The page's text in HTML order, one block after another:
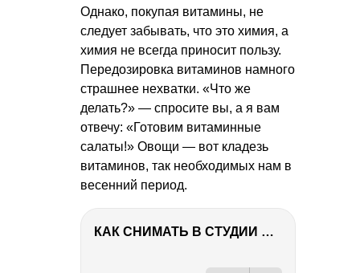
Однако, покупая витамины, не
следует забывать, что это химия, а
химия не всегда приносит пользу.
Передозировка витаминов намного
страшнее нехватки. «Что же
делать?» — спросите вы, а я вам
отвечу: «Готовим витаминные
салаты!» Овощи — вот кладезь
витаминов, так необходимых нам в
весенний период.
КАК СНИМАТЬ В СТУДИИ СО ВСПЫШКАМИ